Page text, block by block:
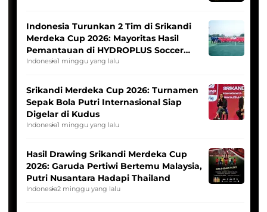
Indonesia Turunkan 2 Tim di Srikandi
Merdeka Cup 2026: Mayoritas Hasil
Pemantauan di HYDROPLUS Soccer
League
Indonesia1 minggu yang lalu
Srikandi Merdeka Cup 2026: Turnamen
Sepak Bola Putri Internasional Siap
Digelar di Kudus
Indonesia1 minggu yang lalu
Hasil Drawing Srikandi Merdeka Cup
2026: Garuda Pertiwi Bertemu Malaysia,
Putri Nusantara Hadapi Thailand
Indonesia2 minggu yang lalu